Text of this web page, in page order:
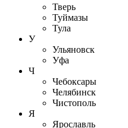
Тверь
Туймазы
Тула
У
Ульяновск
Уфа
Ч
Чебоксары
Челябинск
Чистополь
Я
Ярославль